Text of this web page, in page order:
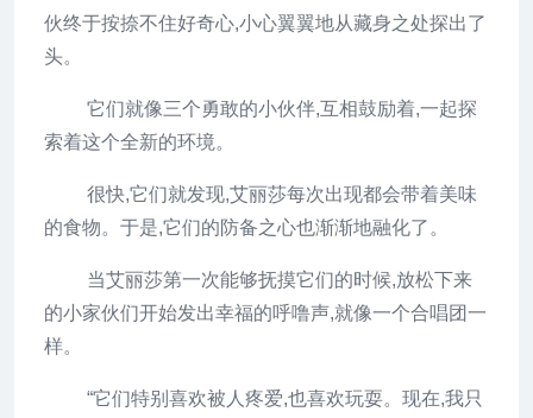
伙终于按捺不住好奇心,小心翼翼地从藏身之处探出了
头。
它们就像三个勇敢的小伙伴,互相鼓励着,一起探
索着这个全新的环境。
很快,它们就发现,艾丽莎每次出现都会带着美味
的食物。于是,它们的防备之心也渐渐地融化了。
当艾丽莎第一次能够抚摸它们的时候,放松下来
的小家伙们开始发出幸福的呼噜声,就像一个合唱团一
样。
“它们特别喜欢被人疼爱,也喜欢玩耍。现在,我只